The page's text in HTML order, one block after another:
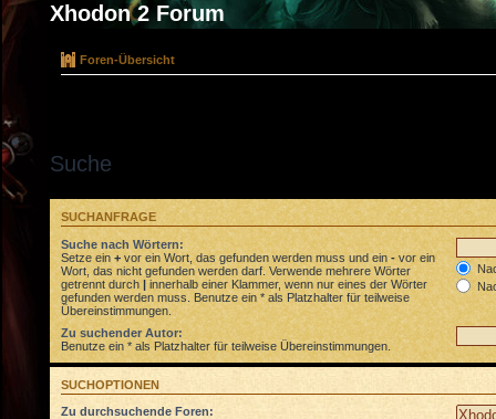
Xhodon 2 Forum
Foren-Übersicht
Suche
SUCHANFRAGE
Suche nach Wörtern:
Setze ein+ vor ein Wort, das gefunden werden muss und ein- vor ein
Wort, das nicht gefunden werden darf. Verwende mehrere Wörter
getrennt durch|innerhalb einer Klammer, wenn nur eines der Wörter
gefunden werden muss. Benutze ein * als Platzhalter für teilweise
Übereinstimmungen.
Zu suchender Autor:
Benutze ein * als Platzhalter für teilweise Übereinstimmungen.
SUCHOPTIONEN
Zu durchsuchende Foren: